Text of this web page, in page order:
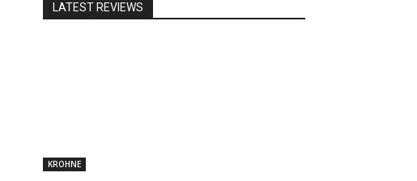
LATEST REVIEWS
KROHNE